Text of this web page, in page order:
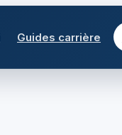
Guides carrière